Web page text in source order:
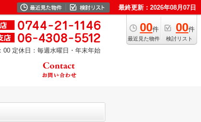
最終更新：2026年08月07日
00件
最近見た物件
00件
検討リスト
00 定休日：毎週水曜日・年末年始